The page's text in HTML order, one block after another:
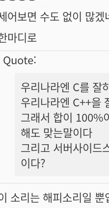
어보면 수도 없이 많겠
마디로
Quote:
우리나라엔 C를 잘
우리나라엔 C++을
그래서 합이 100%
해도 맞는말이다
그리고 서버사이드
이다?
소리는 해피소리일 뿐